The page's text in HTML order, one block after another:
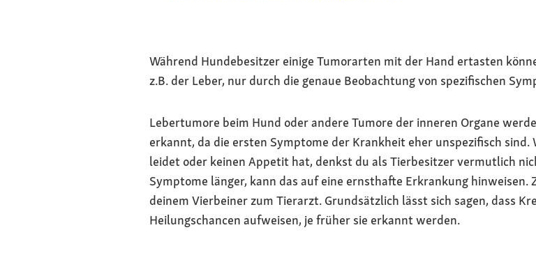
Während Hundebesitzer einige Tumorarten mit der Hand ertasten
z.B. der Leber, nur durch die genaue Beobachtung von spezifischen
Lebertumore beim Hund oder andere Tumore der inneren Organe
erkannt, da die ersten Symptome der Krankheit eher unspezifisch
leidet oder keinen Appetit hat, denkst du als Tierbesitzer vermutlich
Symptome länger, kann das auf eine ernsthafte Erkrankung
deinem Vierbeiner zum Tierarzt. Grundsätzlich lässt sich sagen, dass
Heilungschancen aufweisen, je früher sie erkannt werden.